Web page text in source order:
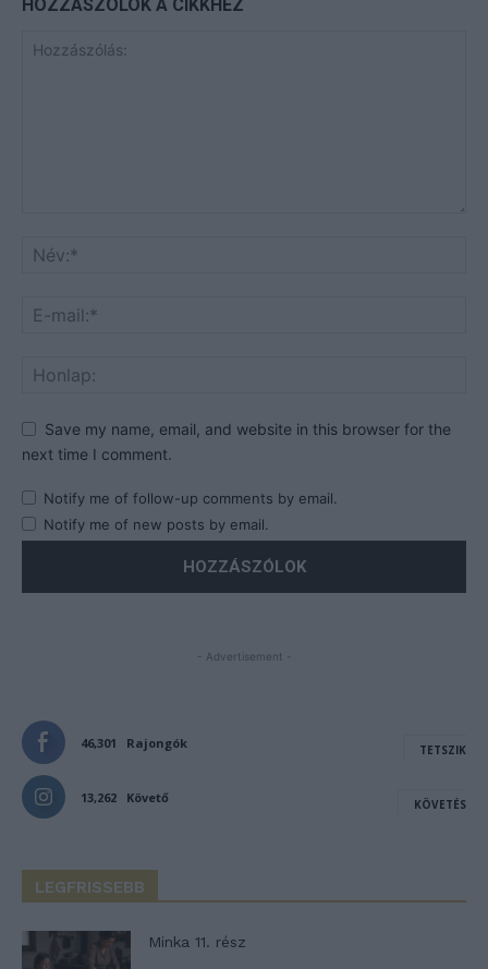
HOZZÁSZÓLOK A CIKKHEZ
Save my name, email, and website in this browser for the
next time I comment.
Notify me of follow-up comments by email.
Notify me of new posts by email.
- Advertisement -
46,301 Rajongók TETSZIK
13,262 Követő KÖVETÉS
LEGFRISSEBB
Minka 11. rész